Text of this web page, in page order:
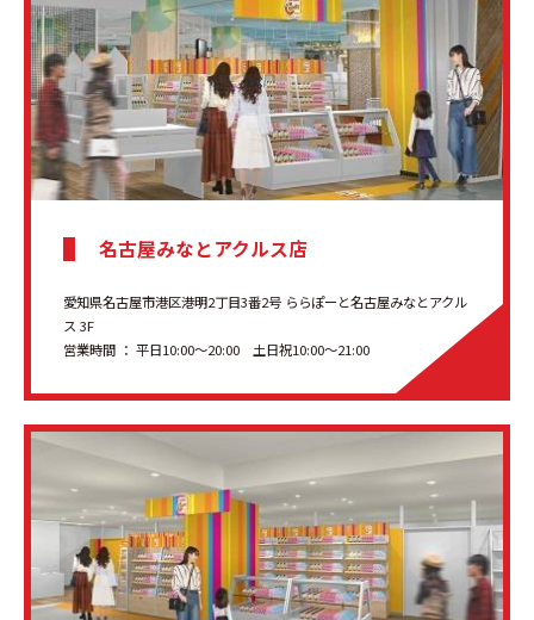
名古屋みなとアクルス店
愛知県名古屋市港区港明2丁目3番2号 ららぽーと名古屋みなとアクル
ス 3F
営業時間 ： 平日10:00～20:00 土日祝10:00～21:00